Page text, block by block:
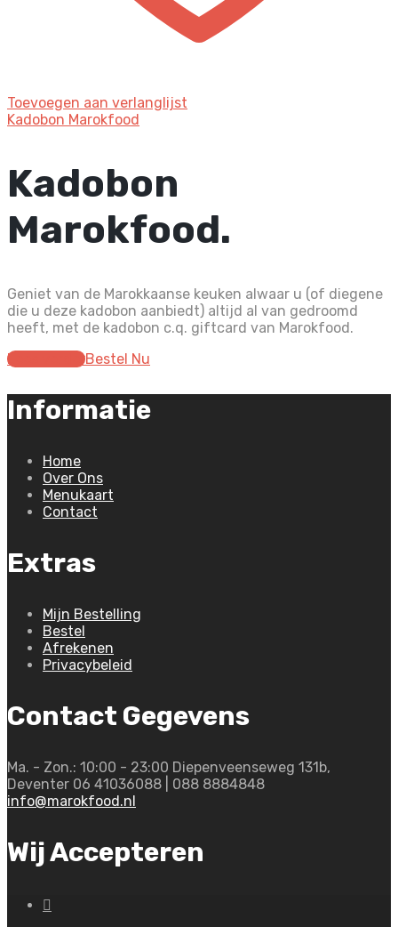
Toevoegen aan verlanglijst
Kadobon Marokfood
Kadobon
Marokfood.
Geniet van de Marokkaanse keuken alwaar u (of diegene
die u deze kadobon aanbiedt) altijd al van gedroomd
heeft, met de kadobon c.q. giftcard van Marokfood.
Lees verderBestel Nu
Informatie
Home
Over Ons
Menukaart
Contact
Extras
Mijn Bestelling
Bestel
Afrekenen
Privacybeleid
Contact Gegevens
Ma. - Zon.: 10:00 - 23:00 Diepenveenseweg 131b,
Deventer 06 41036088 | 088 8884848
info@marokfood.nl
Wij Accepteren